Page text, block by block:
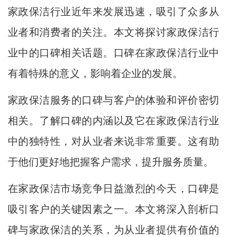
家政保洁行业近年来发展迅速，吸引了众多从
业者和消费者的关注。本文将探讨家政保洁行
业中的口碑相关话题。口碑在家政保洁行业中
有着特殊的意义，影响着企业的发展。
家政保洁服务的口碑与客户的体验和评价密切
相关。了解口碑的内涵以及它在家政保洁行业
中的独特性，对从业者来说非常重要。这有助
于他们更好地把握客户需求，提升服务质量。
在家政保洁市场竞争日益激烈的今天，口碑是
吸引客户的关键因素之一。本文将深入剖析口
碑与家政保洁的关系，为从业者提供有价值的